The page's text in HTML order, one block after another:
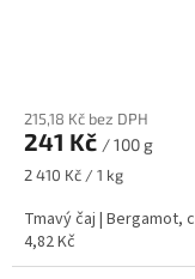
215,18 Kč bez DPH
241 Kč / 100 g
Měrná
2 410 Kč / 1 kg
Tmavý čaj | Bergamot,
4,82 Kč